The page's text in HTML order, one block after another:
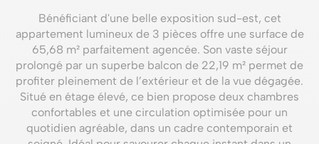
Bénéficiant d'une belle exposition sud-est, cet
appartement lumineux de 3 pièces offre une surface de
65,68 m² parfaitement agencée. Son vaste séjour
prolongé par un superbe balcon de 22,19 m² permet de
profiter pleinement de l’extérieur et de la vue dégagée.
Situé en étage élevé, ce bien propose deux chambres
confortables et une circulation optimisée pour un
quotidien agréable, dans un cadre contemporain et